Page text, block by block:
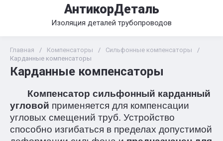
АнтикорДеталь
Изоляция деталей трубопроводов
Главная / Компенсаторы / Сильфонные компенсаторы
/
Карданные компенсаторы
Карданные компенсаторы
Компенсатор сильфонный карданный
угловой применяется для компенсации
угловых смещений труб. Устройство
способно изгибаться в пределах допустимой